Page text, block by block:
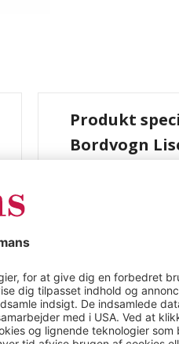
Produkt
Bordvogn
LxB 1350 x
Bredde (mm)
Højde (mm)
Max belastning (kg)